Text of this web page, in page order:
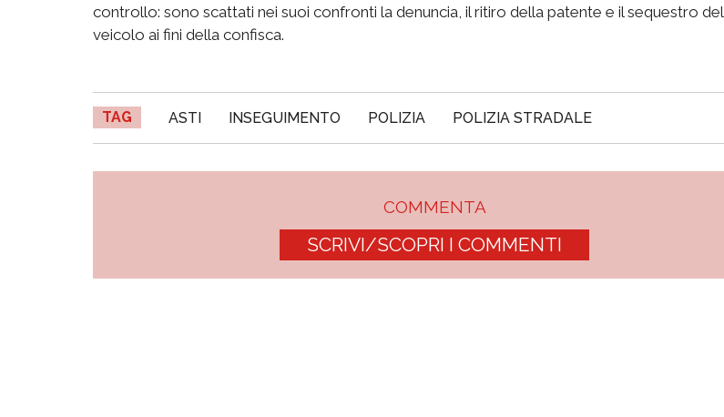
controllo: sono scattati nei suoi confronti la denuncia, il ritiro della patente e il sequestro del
veicolo ai fini della confisca.
TAG ASTI INSEGUIMENTO POLIZIA POLIZIA STRADALE
COMMENTA
SCRIVI/SCOPRI I COMMENTI